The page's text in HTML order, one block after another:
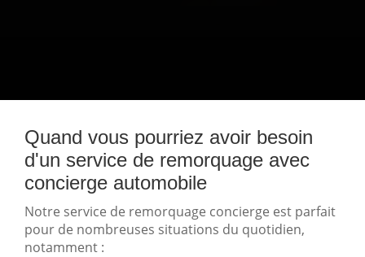
Quand vous pourriez avoir besoin
d'un service de remorquage avec
concierge automobile
Notre service de remorquage concierge est parfait
pour de nombreuses situations du quotidien,
notamment :